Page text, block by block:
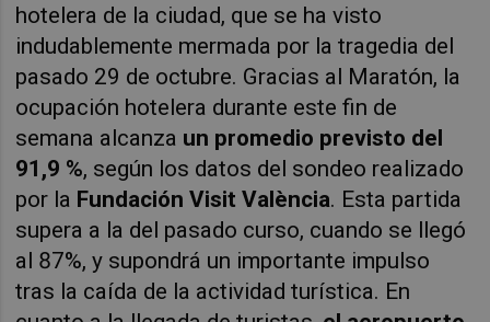
hotelera de la ciudad, que se ha visto
indudablemente mermada por la tragedia del
pasado 29 de octubre. Gracias al Maratón, la
ocupación hotelera durante este fin de
semana alcanza un promedio previsto del
91,9 %, según los datos del sondeo realizado
por la Fundación Visit València. Esta partida
supera a la del pasado curso, cuando se llegó
al 87%, y supondrá un importante impulso
tras la caída de la actividad turística. En